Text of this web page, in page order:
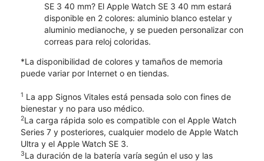
SE 3 40 mm? El Apple Watch SE 3 40 mm estará
disponible en 2 colores: aluminio blanco estelar y
aluminio medianoche, y se pueden personalizar con
correas para reloj coloridas.
*La disponibilidad de colores y tamaños de memoria
puede variar por Internet o en tiendas.
1 La app Signos Vitales está pensada solo con fines de
bienestar y no para uso médico.
2La carga rápida solo es compatible con el Apple Watch
Series 7 y posteriores, cualquier modelo de Apple Watch
Ultra y el Apple Watch SE 3.
3La duración de la batería varía según el uso y las